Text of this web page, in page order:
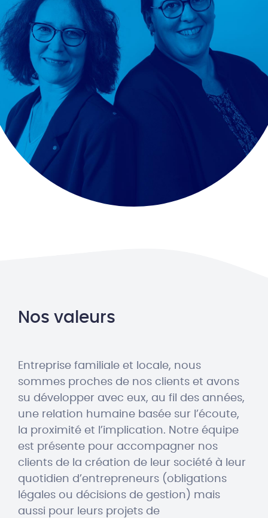
Nos valeurs
Entreprise familiale et locale, nous
sommes proches de nos clients et avons
su développer avec eux, au fil des années,
une relation humaine basée sur l’écoute,
la proximité et l’implication. Notre équipe
est présente pour accompagner nos
clients de la création de leur société à leur
quotidien d’entrepreneurs (obligations
légales ou décisions de gestion) mais
aussi pour leurs projets de